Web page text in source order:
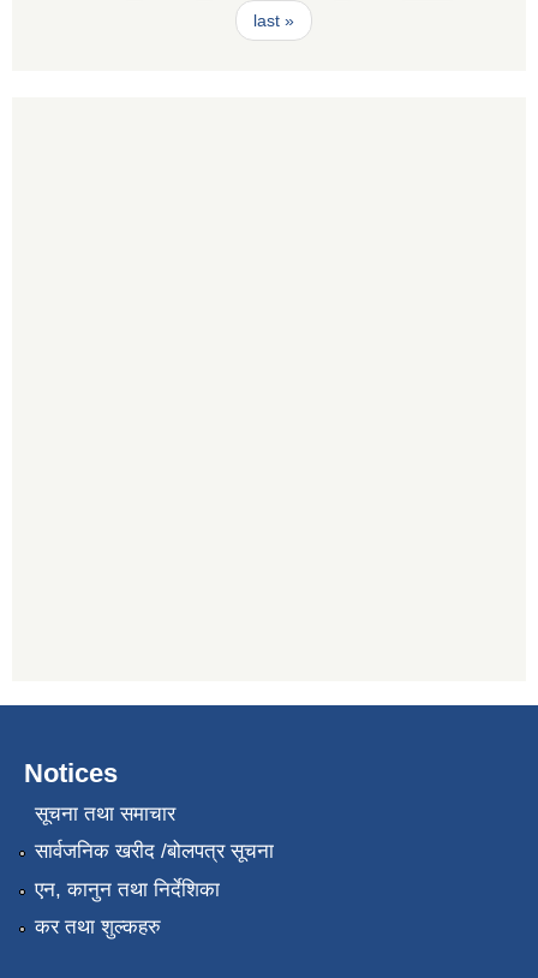
last »
Notices
सूचना तथा समाचार
सार्वजनिक खरीद /बोलपत्र सूचना
एन, कानुन तथा निर्देशिका
कर तथा शुल्कहरु